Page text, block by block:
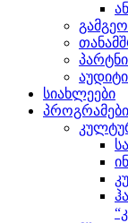
სიახლეები
პროგრამები